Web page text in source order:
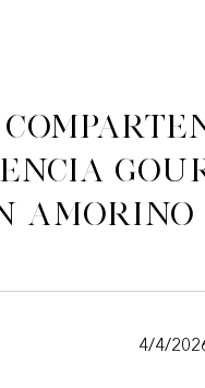
Amorino
4/4/